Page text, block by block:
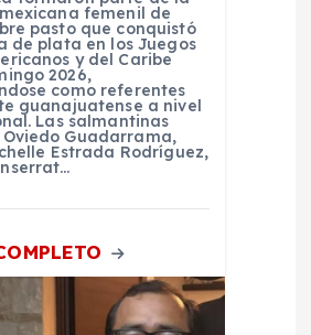
femenil de
pasto que conquistó
de plata en los Juegos
y del Caribe
2026,
como referentes
guanajuatense a nivel
Las salmantinas
Guadarrama,
Estrada Rodríguez,